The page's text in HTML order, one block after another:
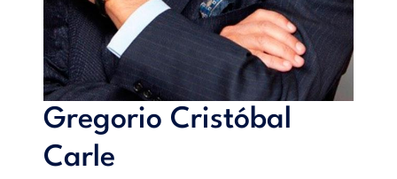
Gregorio Cristóbal
Carle